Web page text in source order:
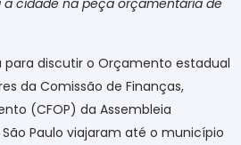
a cidade na peça orçamentária de
para discutir o Orçamento estadual
da Comissão de Finanças,
(CFOP) da Assembleia
Paulo viajaram até o município